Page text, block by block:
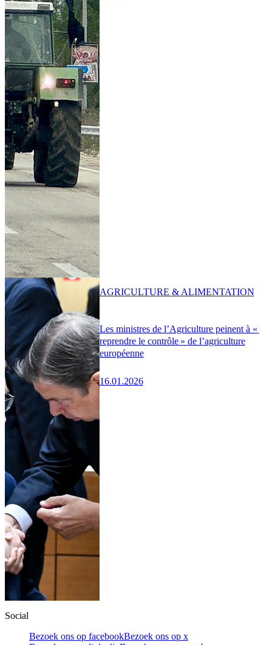
Les ministres de l’Agriculture peinent à «
reprendre le contrôle » de l’agriculture
européenne
16.01.2026
AGRICULTURE & ALIMENTATION
Social
Bezoek ons op facebookBezoek ons op x